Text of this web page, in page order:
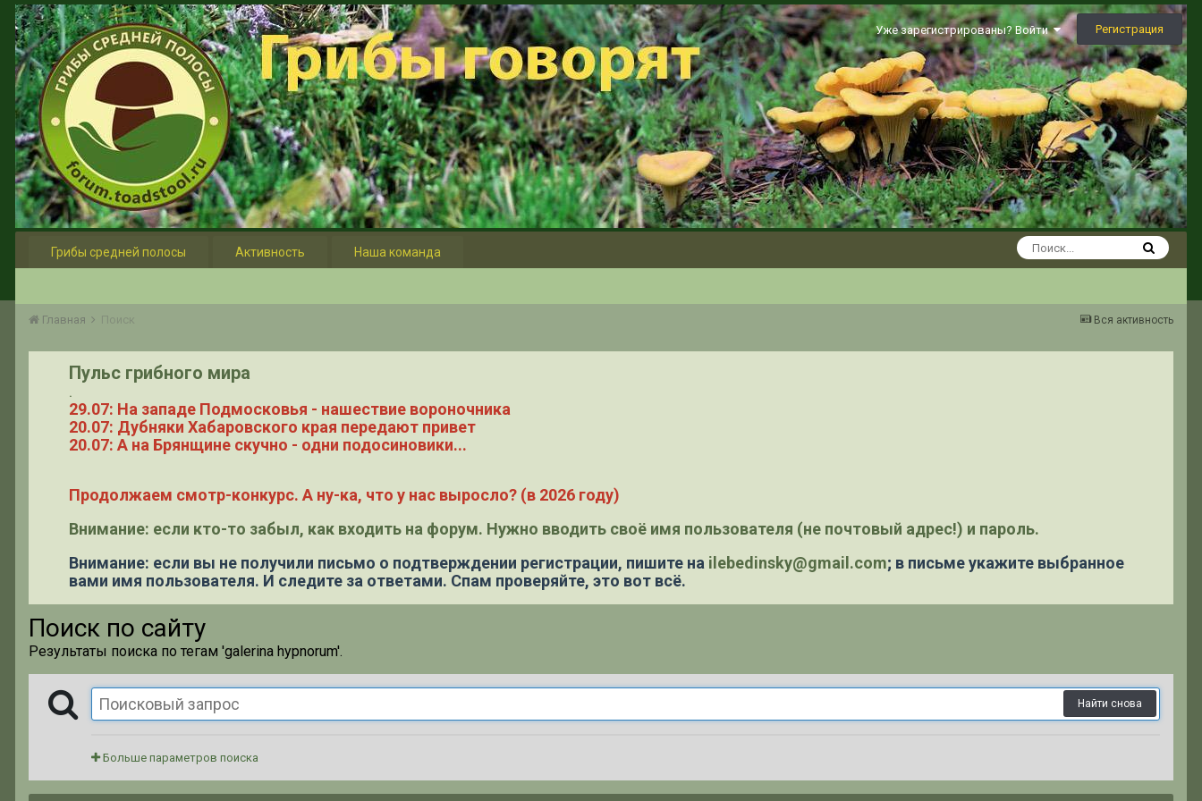
Уже зарегистрированы? Войти Регистрация
Грибы средней полосы Активность Наша команда
Вся активность
Главная Поиск
Пульс грибного мира
.
29.07: На западе Подмосковья - нашествие вороночника
20.07: Дубняки Хабаровского края передают привет
20.07: А на Брянщине скучно - одни подосиновики...
Продолжаем смотр-конкурс. А ну-ка, что у нас выросло? (в 2026 году)
Внимание: если кто-то забыл, как входить на форум. Нужно вводить своё имя пользователя (не почтовый адрес!) и пароль.
Внимание: если вы не получили письмо о подтверждении регистрации, пишите на ilebedinsky@gmail.com; в письме укажите выбранное
вами имя пользователя. И следите за ответами. Спам проверяйте, это вот всё.
Поиск по сайту
Результаты поиска по тегам 'galerina hypnorum'.
Найти снова
Больше параметров поиска